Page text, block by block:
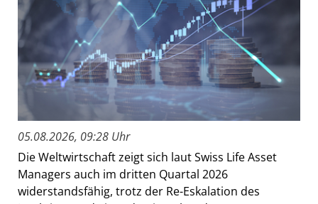
05.08.2026, 09:28 Uhr
Die Weltwirtschaft zeigt sich laut Swiss Life Asset
Managers auch im dritten Quartal 2026
widerstandsfähig, trotz der Re-Eskalation des